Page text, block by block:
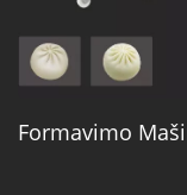
Formavimo